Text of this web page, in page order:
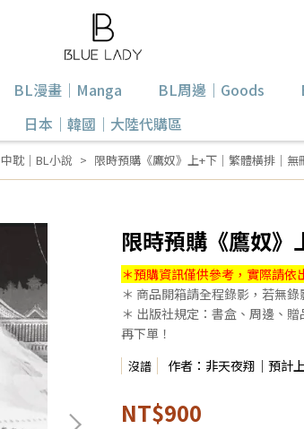
BL漫畫｜Manga BL周邊｜Goods
日本｜韓國｜大陸代購區
中耽｜BL小說 限時預購《鷹奴》上+下｜繁體橫排｜無
限時預購《鷹奴》
＊預購資訊僅供參考，實際請依
＊ 商品開箱請全程錄影，若無
＊ 出版社規定：書盒、周邊、
再下單！
沒譜 作者：非天夜翔｜預計
NT$900